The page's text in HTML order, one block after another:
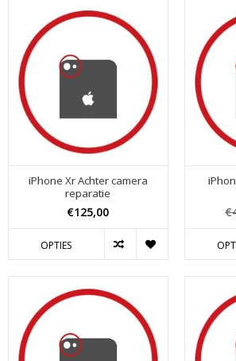
iPhone Xr Achter camera
reparatie
€125,00
OPTIES